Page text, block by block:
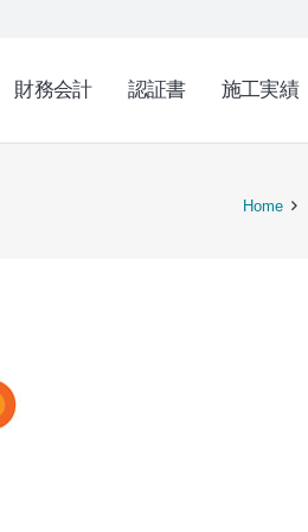
財務会計 認証書 施工実績
Home